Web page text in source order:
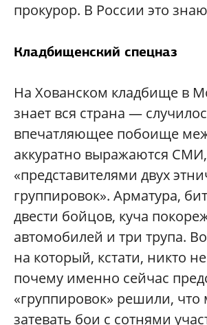
прокурор. В России это
Кладбищенский спецназ
На Хованском кладбище в
знает вся страна —
впечатляющее побоище
аккуратно выражаются СМИ,
«представителями двух
группировок». Арматура,
двести бойцов, куча
автомобилей и три трупа.
на который, кстати, никто
почему именно сейчас
«группировок» решили,
затевать бои с сотнями